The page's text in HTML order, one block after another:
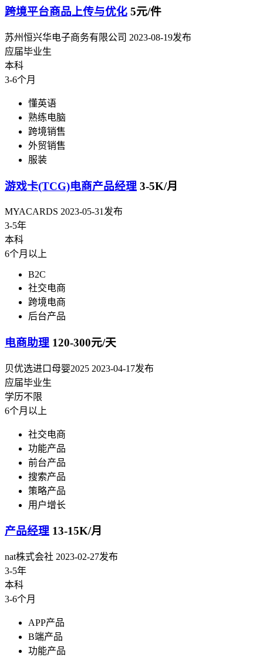
跨境平台商品上传与优化 5元/件
苏州恒兴华电子商务有限公司 2023-08-19发布
应届毕业生
本科
3-6个月
懂英语
熟练电脑
跨境销售
外贸销售
服装
游戏卡(TCG)电商产品经理 3-5K/月
MYACARDS 2023-05-31发布
3-5年
本科
6个月以上
B2C
社交电商
跨境电商
后台产品
电商助理 120-300元/天
贝优选进口母婴2025 2023-04-17发布
应届毕业生
学历不限
6个月以上
社交电商
功能产品
前台产品
搜索产品
策略产品
用户增长
产品经理 13-15K/月
nat株式会社 2023-02-27发布
3-5年
本科
3-6个月
APP产品
B端产品
功能产品